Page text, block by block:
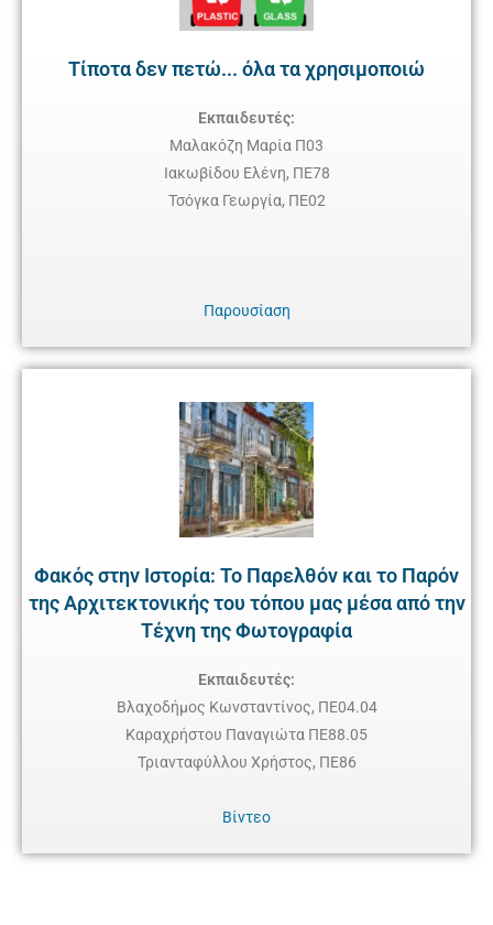
Τίποτα δεν πετώ... όλα τα χρησιμοποιώ
Εκπαιδευτές:
Μαλακόζη Μαρία Π03
Ιακωβίδου Ελένη, ΠΕ78
Τσόγκα Γεωργία, ΠΕ02
Παρουσίαση
Φακός στην Ιστορία: Το Παρελθόν και το Παρόν
της Αρχιτεκτονικής του τόπου μας μέσα από την
Τέχνη της Φωτογραφία
Εκπαιδευτές:
Βλαχοδήμος Κωνσταντίνος, ΠΕ04.04
Καραχρήστου Παναγιώτα ΠΕ88.05
Τριανταφύλλου Χρήστος, ΠΕ86
Βίντεο